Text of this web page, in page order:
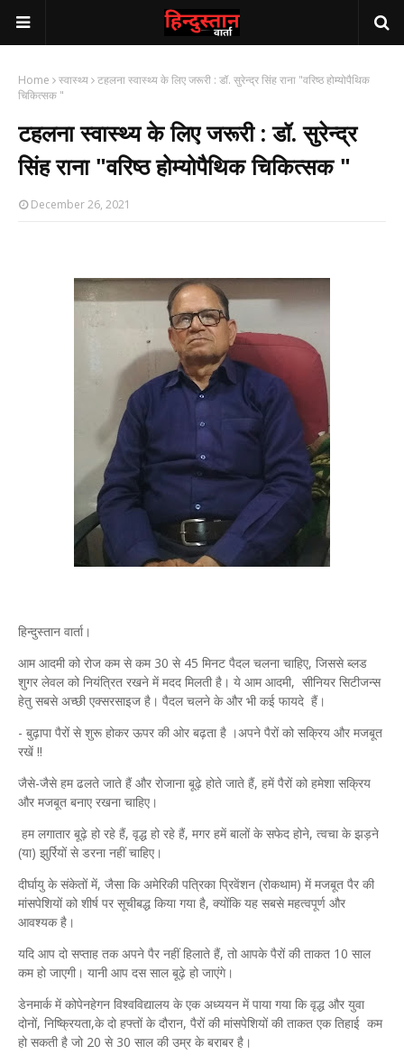
Home स्वास्थ्य टहलना स्वास्थ्य के लिए जरूरी : डॉ. सुरेन्द्र सिंह राना "वरिष्ठ होम्योपैथिक
चिकित्सक "
टहलना स्वास्थ्य के लिए जरूरी : डॉ. सुरेन्द्र
सिंह राना "वरिष्ठ होम्योपैथिक चिकित्सक "
December 26, 2021
हिन्दुस्तान वार्ता।
आम आदमी को रोज कम से कम 30 से 45 मिनट पैदल चलना चाहिए, जिससे ब्लड
शुगर लेवल को नियंत्रित रखने में मदद मिलती है। ये आम आदमी, सीनियर सिटीजन्स
हेतु सबसे अच्छी एक्सरसाइज है। पैदल चलने के और भी कई फायदे हैं।
- बुढ़ापा पैरों से शुरू होकर ऊपर की ओर बढ़ता है ।अपने पैरों को सक्रिय और मजबूत
रखें !!
जैसे-जैसे हम ढलते जाते हैं और रोजाना बूढ़े होते जाते हैं, हमें पैरों को हमेशा सक्रिय
और मजबूत बनाए रखना चाहिए।
हम लगातार बूढ़े हो रहे हैं, वृद्ध हो रहे हैं, मगर हमें बालों के सफेद होने, त्वचा के झड़ने
(या) झुर्रियों से डरना नहीं चाहिए।
दीर्घायु के संकेतों में, जैसा कि अमेरिकी पत्रिका प्रिवेंशन (रोकथाम) में मजबूत पैर की
मांसपेशियों को शीर्ष पर सूचीबद्ध किया गया है, क्योंकि यह सबसे महत्वपूर्ण और
आवश्यक है।
यदि आप दो सप्ताह तक अपने पैर नहीं हिलाते हैं, तो आपके पैरों की ताकत 10 साल
कम हो जाएगी। यानी आप दस साल बूढ़े हो जाएंगे।
डेनमार्क में कोपेनहेगन विश्वविद्यालय के एक अध्ययन में पाया गया कि वृद्ध और युवा
दोनों, निष्क्रियता,के दो हफ्तों के दौरान, पैरों की मांसपेशियों की ताकत एक तिहाई कम
हो सकती है जो 20 से 30 साल की उम्र के बराबर है।